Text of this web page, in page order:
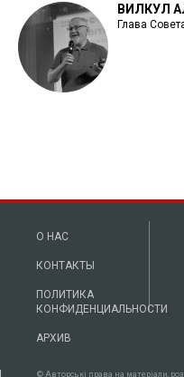
ВИЛКУЛ
Глава
О НАС
КОНТАКТЫ
ПОЛИТИКА
КОНФИДЕНЦИАЛЬНОСТИ
АРХИВ
© Авторські права на матеріали,